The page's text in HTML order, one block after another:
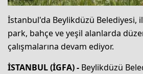
İstanbul'da Beylikdüzü Belediyesi,
park, bahçe ve yeşil alanlarda
çalışmalarına devam ediyor.
İSTANBUL (İGFA) - Beylikdüzü